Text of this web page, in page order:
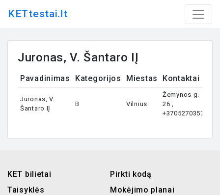
KETtestai.lt
Juronas, V. Šantaro IĮ
Pavadinimas Kategorijos Miestas Kontaktai
Juronas, V.
Šantaro IĮ
B Vilnius
Žemynos g.
26 ,
+37052703577
KET bilietai
Taisyklės
Pirkti kodą
Mokėjimo planai